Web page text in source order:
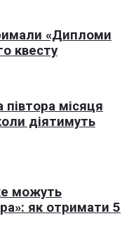
«Дипломи
квесту
місяця
діятимуть
можуть
як отримати 5